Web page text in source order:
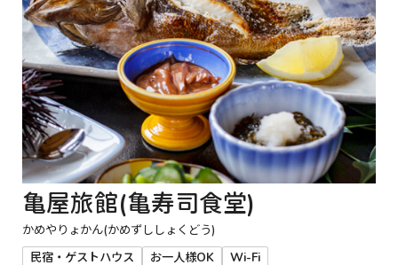
亀屋旅館(亀寿司食堂)
かめやりょかん(かめずししょくどう)
民宿・ゲストハウス
お一人様OK Wi-Fi